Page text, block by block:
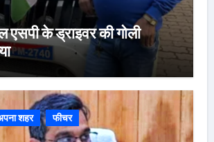
एसपी के ड्राइवर की गोली
शहर फीचर